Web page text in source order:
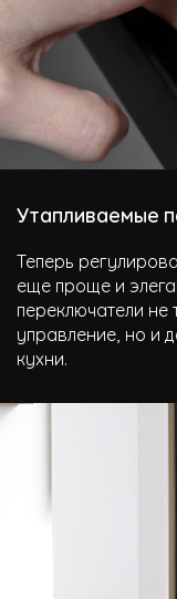
Утапливаемые
Теперь
еще проще и
переключатели
управление, но и
кухни.